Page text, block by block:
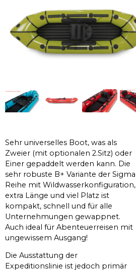
Sehr universelles Boot, was als
Zweier (mit optionalen 2.Sitz) oder
Einer gepaddelt werden kann. Die
sehr robuste B+ Variante der Sigma
Reihe mit Wildwasserkonfiguration,
extra Länge und viel Platz ist
kompakt, schnell und für alle
Unternehmungen gewappnet.
Auch ideal für Abenteuerreisen mit
ungewissem Ausgang!
Die Ausstattung der
Expeditionslinie ist jedoch primär